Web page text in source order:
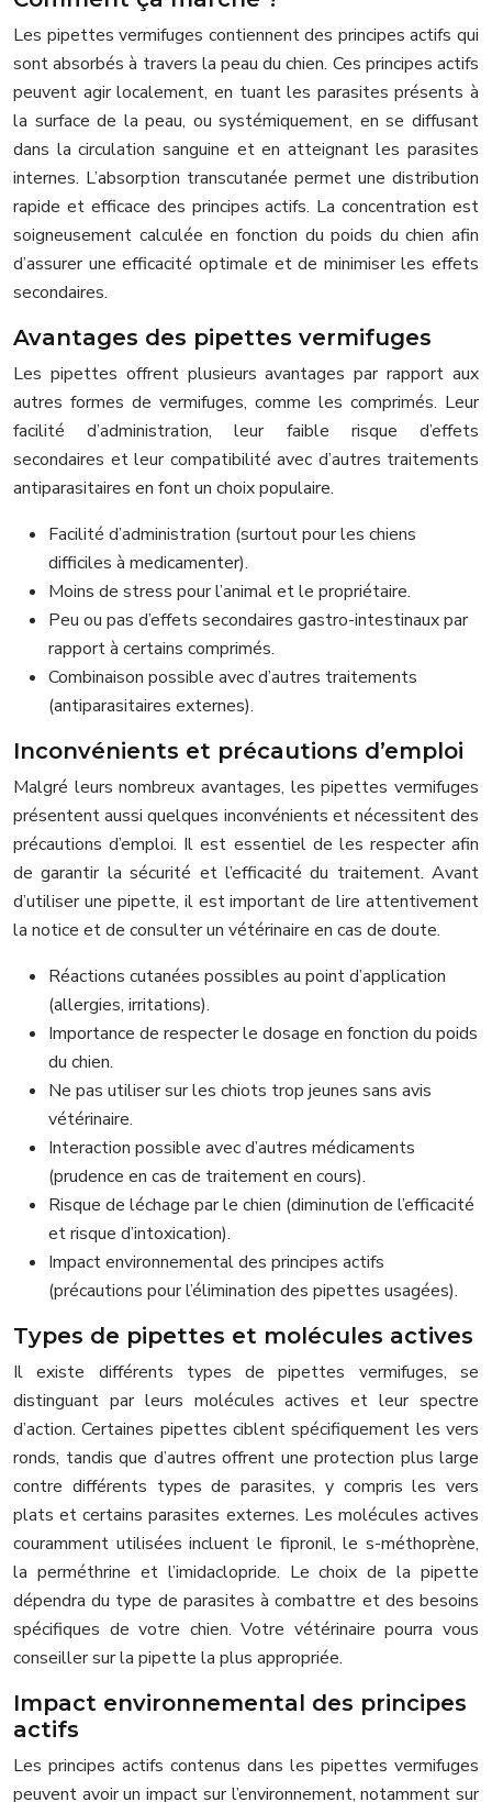
Les pipettes vermifuges contiennent des principes actifs qui
sont absorbés à travers la peau du chien. Ces principes actifs
peuvent agir localement, en tuant les parasites présents à
la surface de la peau, ou systémiquement, en se diffusant
dans la circulation sanguine et en atteignant les parasites
internes. L’absorption transcutanée permet une distribution
rapide et efficace des principes actifs. La concentration est
soigneusement calculée en fonction du poids du chien afin
d’assurer une efficacité optimale et de minimiser les effets
secondaires.
Avantages des pipettes vermifuges
Les pipettes offrent plusieurs avantages par rapport aux
autres formes de vermifuges, comme les comprimés. Leur
facilité d’administration, leur faible risque d’effets
secondaires et leur compatibilité avec d’autres traitements
antiparasitaires en font un choix populaire.
Facilité d’administration (surtout pour les chiens
difficiles à medicamenter).
Moins de stress pour l’animal et le propriétaire.
Peu ou pas d’effets secondaires gastro-intestinaux par
rapport à certains comprimés.
Combinaison possible avec d’autres traitements
(antiparasitaires externes).
Inconvénients et précautions d’emploi
Malgré leurs nombreux avantages, les pipettes vermifuges
présentent aussi quelques inconvénients et nécessitent des
précautions d’emploi. Il est essentiel de les respecter afin
de garantir la sécurité et l’efficacité du traitement. Avant
d’utiliser une pipette, il est important de lire attentivement
la notice et de consulter un vétérinaire en cas de doute.
Réactions cutanées possibles au point d’application
(allergies, irritations).
Importance de respecter le dosage en fonction du poids
du chien.
Ne pas utiliser sur les chiots trop jeunes sans avis
vétérinaire.
Interaction possible avec d’autres médicaments
(prudence en cas de traitement en cours).
Risque de léchage par le chien (diminution de l’efficacité
et risque d’intoxication).
Impact environnemental des principes actifs
(précautions pour l’élimination des pipettes usagées).
Types de pipettes et molécules actives
Il existe différents types de pipettes vermifuges, se
distinguant par leurs molécules actives et leur spectre
d’action. Certaines pipettes ciblent spécifiquement les vers
ronds, tandis que d’autres offrent une protection plus large
contre différents types de parasites, y compris les vers
plats et certains parasites externes. Les molécules actives
couramment utilisées incluent le fipronil, le s-méthoprène,
la perméthrine et l’imidaclopride. Le choix de la pipette
dépendra du type de parasites à combattre et des besoins
spécifiques de votre chien. Votre vétérinaire pourra vous
conseiller sur la pipette la plus appropriée.
Impact environnemental des principes
actifs
Les principes actifs contenus dans les pipettes vermifuges
peuvent avoir un impact sur l’environnement, notamment sur